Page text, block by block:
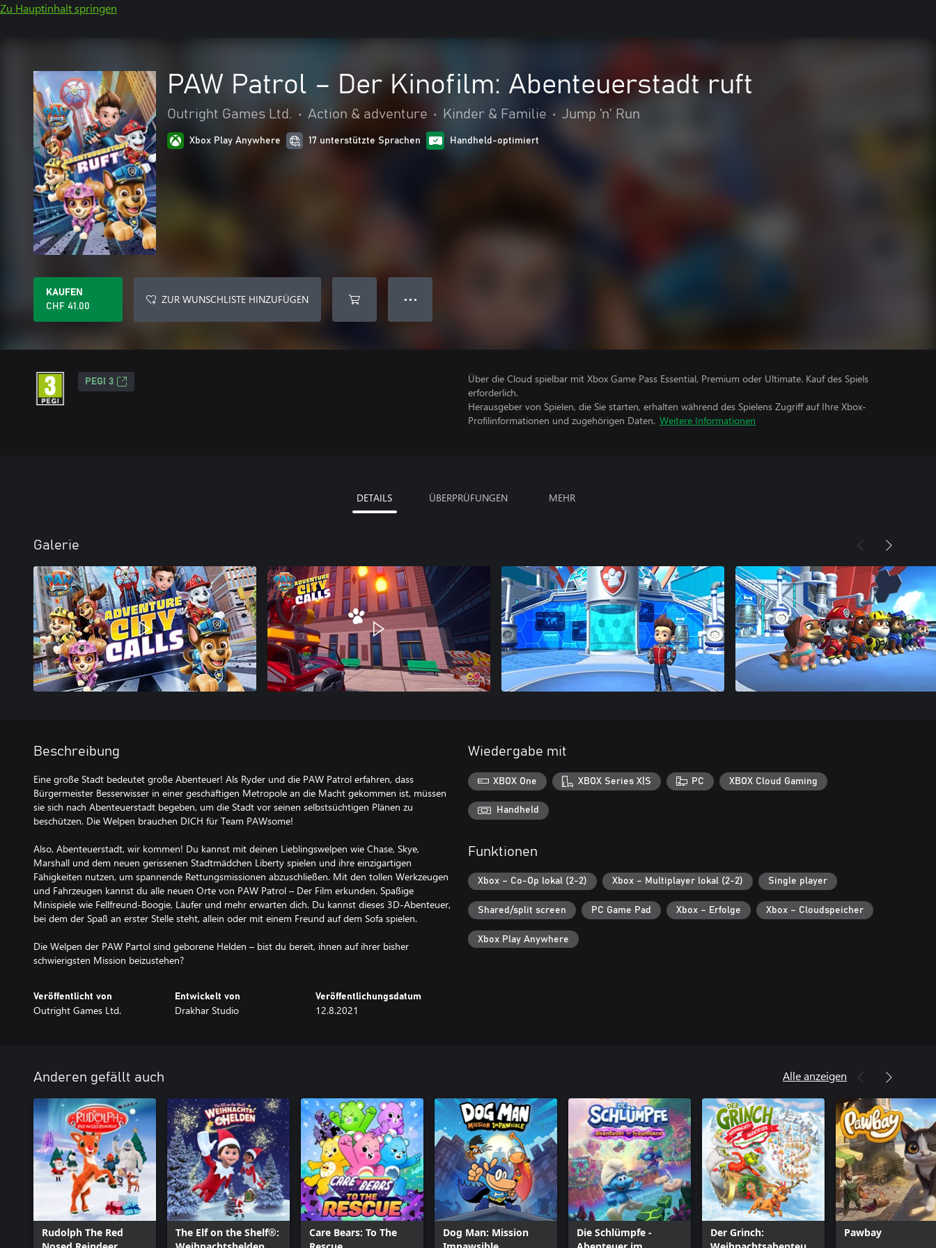
Zu Hauptinhalt springen
PAW Patrol – Der Kinofilm: Abenteuerstadt ruft
Outright Games Ltd. • Action & adventure • Kinder & Familie • Jump ’n’ Run
Xbox Play Anywhere 17 unterstützte Sprachen Handheld-optimiert
KAUFEN
CHF 41.00
ZUR WUNSCHLISTE HINZUFÜGEN ● ● ●
PEGI 3
Über die Cloud spielbar mit Xbox Game Pass Essential, Premium oder Ultimate. Kauf des Spiels
erforderlich.
Herausgeber von Spielen, die Sie starten, erhalten während des Spielens Zugriff auf Ihre Xbox-
Profilinformationen und zugehörigen Daten. Weitere Informationen
DETAILS ÜBERPRÜFUNGEN MEHR
Galerie
Beschreibung
Eine große Stadt bedeutet große Abenteuer! Als Ryder und die PAW Patrol erfahren, dass
Bürgermeister Besserwisser in einer geschäftigen Metropole an die Macht gekommen ist, müssen
sie sich nach Abenteuerstadt begeben, um die Stadt vor seinen selbstsüchtigen Plänen zu
beschützen. Die Welpen brauchen DICH für Team PAWsome!
Also, Abenteuerstadt, wir kommen! Du kannst mit deinen Lieblingswelpen wie Chase, Skye,
Marshall und dem neuen gerissenen Stadtmädchen Liberty spielen und ihre einzigartigen
Fähigkeiten nutzen, um spannende Rettungsmissionen abzuschließen. Mit den tollen Werkzeugen
und Fahrzeugen kannst du alle neuen Orte von PAW Patrol – Der Film erkunden. Spaßige
Minispiele wie Fellfreund-Boogie, Läufer und mehr erwarten dich. Du kannst dieses 3D-Abenteuer,
bei dem der Spaß an erster Stelle steht, allein oder mit einem Freund auf dem Sofa spielen.
Die Welpen der PAW Partol sind geborene Helden – bist du bereit, ihnen auf ihrer bisher
schwierigsten Mission beizustehen?
Veröffentlicht von
Outright Games Ltd.
Entwickelt von
Drakhar Studio
Veröffentlichungsdatum
12.8.2021
Wiedergabe mit
XBOX One XBOX Series X|S PC XBOX Cloud Gaming
Handheld
Funktionen
Xbox – Co-Op lokal (2-2) Xbox – Multiplayer lokal (2-2) Single player
Shared/split screen PC Game Pad Xbox – Erfolge Xbox – Cloudspeicher
Xbox Play Anywhere
Anderen gefällt auch Alle anzeigen
Rudolph The Red
The Elf on the Shelf®:
Care Bears: To The
Dog Man: Mission
Die Schlümpfe -
Der Grinch:
Pawbay